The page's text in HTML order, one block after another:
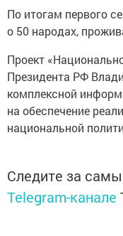
По итогам первого
о 50 народах,
Проект
Президента РФ
комплексной
на обеспечение
национальной
Следите за
Telegram-канале